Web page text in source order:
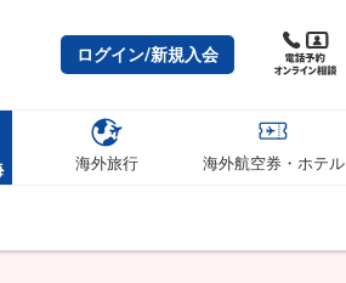
ログイン/新規入会
海外旅行 海外航空券・ホテル